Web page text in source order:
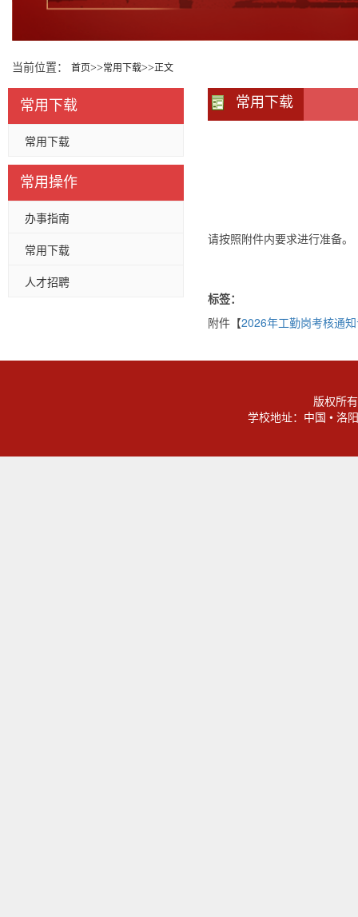
当前位置： 首页>>常用下载>>正文
常用下载
常用下载
常用操作
办事指南
常用下载
人才招聘
常用下载
请按照附件内要求进行准备。
标签：
附件【2026年工勤岗考核通
版权所
学校地址：中国 • 洛